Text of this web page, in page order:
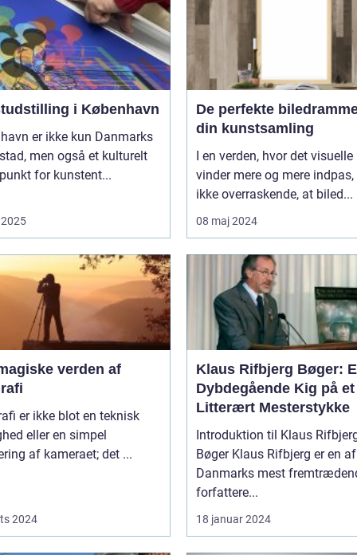
i København
er ikke kun Danmarks
men også et kulturelt
for kunstent...
De perfekte
din kunstsamling
I en verden, hvor det
vinder mere og mere indpas,
ikke overraskende, at biled...
08 maj 2024
verden af
er ikke blot en teknisk
eller en simpel
af kameraet; det ...
2024
Klaus Rifbjerg Bøger:
Dybdegående Kig på et
Litterært Mesterstykke
Introduktion til Klaus
Bøger Klaus Rifbjerg er en af
Danmarks mest
forfattere...
18 januar 2024